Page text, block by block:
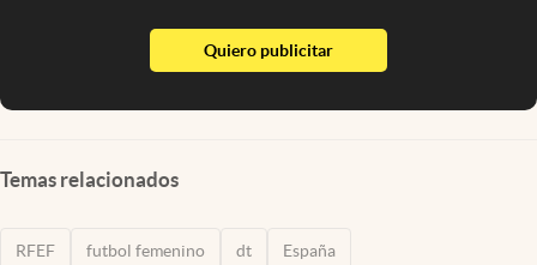
Quiero publicitarabre en nueva pestaña
Temas relacionados
RFEF futbol femenino dt España